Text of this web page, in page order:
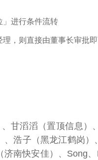
」进行条件流转
，则直接由董事长审批
甘滔滔（置顶信息）
浩子（黑龙江鹤岗
济南快安佳）、Song